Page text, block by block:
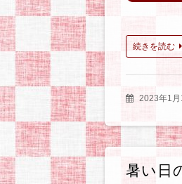
続きを読む
2023年1月
暑い日